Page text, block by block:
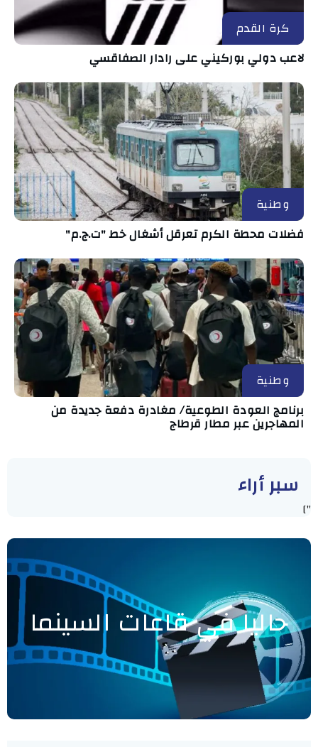
كرة القدم
لاعب دولي بوركيني على رادار الصفاقسي
وطنية
فضلات محطة الكرم تعرقل أشغال خط "ت.ج.م"
وطنية
برنامج العودة الطوعية/ مغادرة دفعة جديدة من
المهاجرين عبر مطار قرطاج
سبر أراء
"]
حاليا في قاعات السينما